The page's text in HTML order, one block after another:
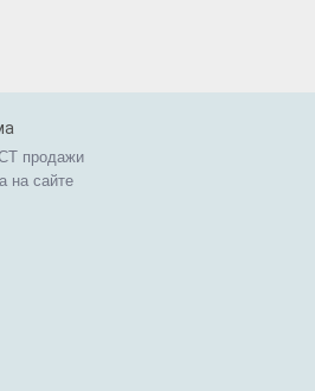
продажи
на сайте